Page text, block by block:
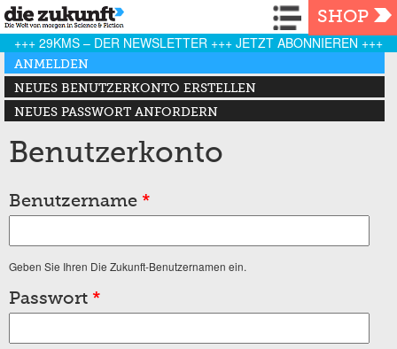
Navigation
SHOP
+++ 29KMS – DER NEWSLETTER +++ JETZT ABONNIEREN +++
Haupt-Reiter
ANMELDEN
(AKTIVER REITER)
NEUES BENUTZERKONTO ERSTELLEN
NEUES PASSWORT ANFORDERN
Benutzerkonto
Benutzername *
Geben Sie Ihren Die Zukunft-Benutzernamen ein.
Passwort *